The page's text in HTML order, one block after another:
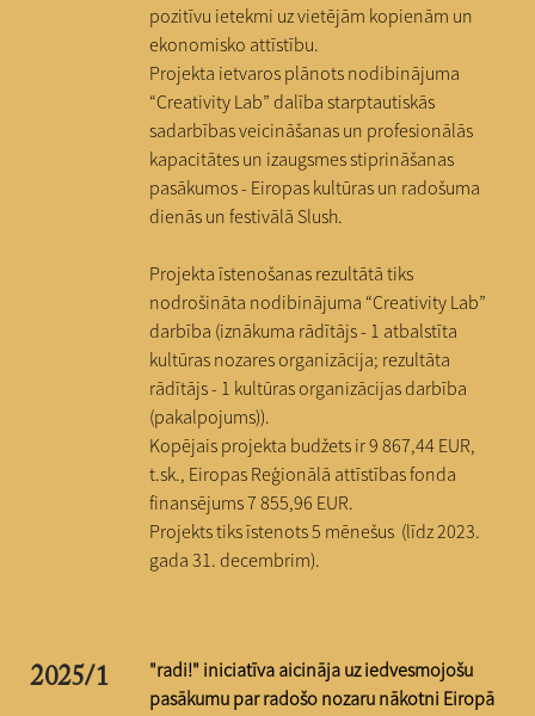
pozitīvu ietekmi uz vietējām kopienām un
ekonomisko attīstību.
Projekta ietvaros plānots nodibinājuma
“Creativity Lab” dalība starptautiskās
sadarbības veicināšanas un profesionālās
kapacitātes un izaugsmes stiprināšanas
pasākumos - Eiropas kultūras un radošuma
dienās un festivālā Slush.
Projekta īstenošanas rezultātā tiks
nodrošināta nodibinājuma “Creativity Lab”
darbība (iznākuma rādītājs - 1 atbalstīta
kultūras nozares organizācija; rezultāta
rādītājs - 1 kultūras organizācijas darbība
(pakalpojums)).
Kopējais projekta budžets ir 9 867,44 EUR,
t.sk., Eiropas Reģionālā attīstības fonda
finansējums 7 855,96 EUR.
Projekts tiks īstenots 5 mēnešus (līdz 2023.
gada 31. decembrim).
2025/1 "radi!" iniciatīva aicināja uz iedvesmojošu
pasākumu par radošo nozaru nākotni Eiropā